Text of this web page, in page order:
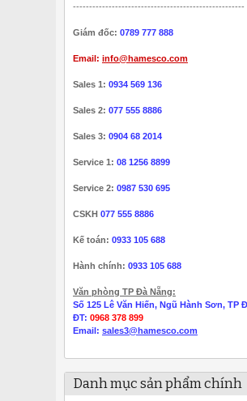
-----------------------------------------------------
Giám đốc: 0789 777 888
Email: info@hamesco.com
Sales 1: 0934 569 136
Sales 2: 077 555 8886
Sales 3: 0904 68 2014
Service 1: 08 1256 8899
Service 2: 0987 530 695
CSKH 077 555 8886
Kế toán: 0933 105 688
Hành chính: 0933 105 688
Văn phòng TP Đà Nẵng:
Số 125 Lê Văn Hiến, Ngũ Hành Sơn, TP
ĐT: 0968 378 899
Email: sales3@hamesco.com
Danh mục sản phẩm chính